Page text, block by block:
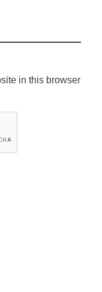
in this browser